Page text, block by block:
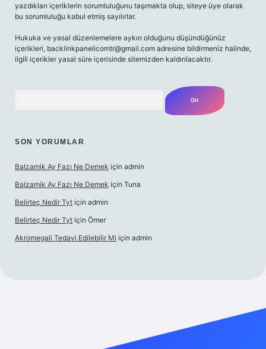
yazdıkları içeriklerin sorumluluğunu taşımakta olup, siteye üye olarak
bu sorumluluğu kabul etmiş sayılırlar.
Hukuka ve yasal düzenlemelere aykırı olduğunu düşündüğünüz
içerikleri, backlinkpanelicomtr@gmail.com adresine bildirmeniz halinde,
ilgili içerikler yasal süre içerisinde sitemizden kaldırılacaktır.
SON YORUMLAR
Balzamik Ay Fazı Ne Demek için admin
Balzamik Ay Fazı Ne Demek için Tuna
Belirteç Nedir Tyt için admin
Belirteç Nedir Tyt için Ömer
Akromegali Tedavi Edilebilir Mi için admin